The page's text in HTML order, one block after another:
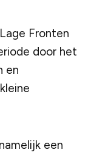
Fronten
door het
en
een